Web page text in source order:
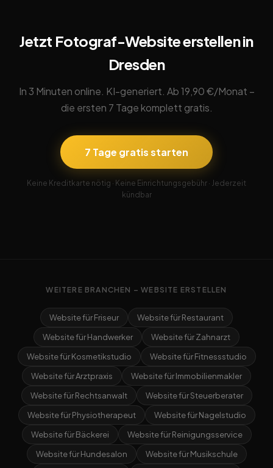
Jetzt Fotograf-Website erstellen in
Dresden
In 3 Minuten online. KI-generiert. Ab 19,90 €/Monat –
die ersten 7 Tage komplett gratis.
7 Tage gratis starten
Keine Kreditkarte nötig · Keine Einrichtungsgebühr · Jederzeit
kündbar
WEITERE BRANCHEN – WEBSITE ERSTELLEN
Website für Friseur
Website für Restaurant
Website für Handwerker
Website für Zahnarzt
Website für Kosmetikstudio
Website für Fitnessstudio
Website für Arztpraxis
Website für Immobilienmakler
Website für Rechtsanwalt
Website für Steuerberater
Website für Physiotherapeut
Website für Nagelstudio
Website für Bäckerei
Website für Reinigungsservice
Website für Hundesalon
Website für Musikschule